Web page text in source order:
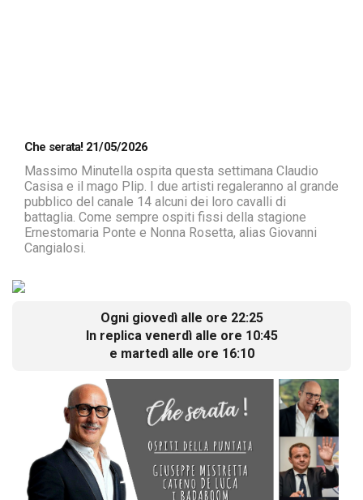
Che serata! 21/05/2026
Massimo Minutella ospita questa settimana Claudio
Casisa e il mago Plip. I due artisti regaleranno al grande
pubblico del canale 14 alcuni dei loro cavalli di
battaglia. Come sempre ospiti fissi della stagione
Ernestomaria Ponte e Nonna Rosetta, alias Giovanni
Cangialosi.
Ogni giovedì alle ore 22:25
In replica venerdì alle ore 10:45
e martedì alle ore 16:10